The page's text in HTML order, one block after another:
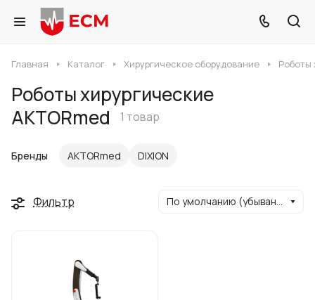
Главная Каталог Хирургическое оборудование Роботы
Роботы хирургические
AKTORmed
1 товар
Бренды AKTORmed DIXION
Фильтр По умолчанию (убывание)